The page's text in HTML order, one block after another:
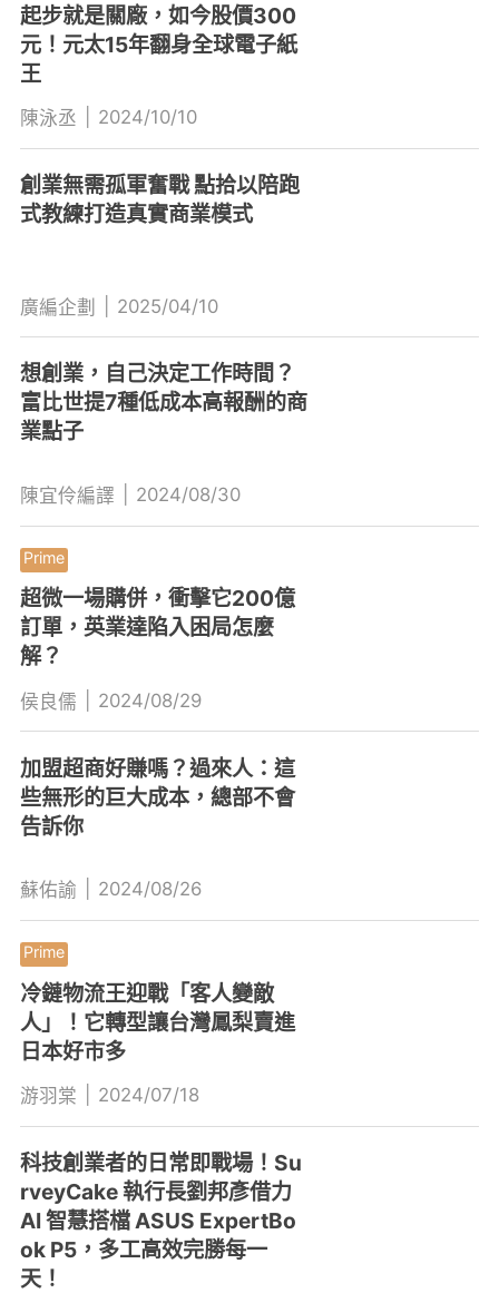
起步就是關廠，如今股價300
元！元太15年翻身全球電子紙
王
陳泳丞 2024/10/10
創業無需孤軍奮戰 點拾以陪跑
式教練打造真實商業模式
廣編企劃 2025/04/10
想創業，自己決定工作時間？
富比世提7種低成本高報酬的商
業點子
陳宜伶編譯 2024/08/30
超微一場購併，衝擊它200億
訂單，英業達陷入困局怎麼
解？
侯良儒 2024/08/29
加盟超商好賺嗎？過來人：這
些無形的巨大成本，總部不會
告訴你
蘇佑諭 2024/08/26
冷鏈物流王迎戰「客人變敵
人」！它轉型讓台灣鳳梨賣進
日本好市多
游羽棠 2024/07/18
科技創業者的日常即戰場！Su
rveyCake 執行長劉邦彥借力
AI 智慧搭檔 ASUS ExpertBo
ok P5，多工高效完勝每一
天！